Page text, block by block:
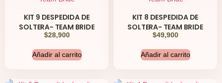
KIT 9 DESPEDIDA DE
SOLTERA- TEAM BRIDE
$28,900
Añadir al carrito
KIT 8 DESPEDIDA DE
SOLTERA- TEAM BRIDE
$49,900
Añadir al carrito